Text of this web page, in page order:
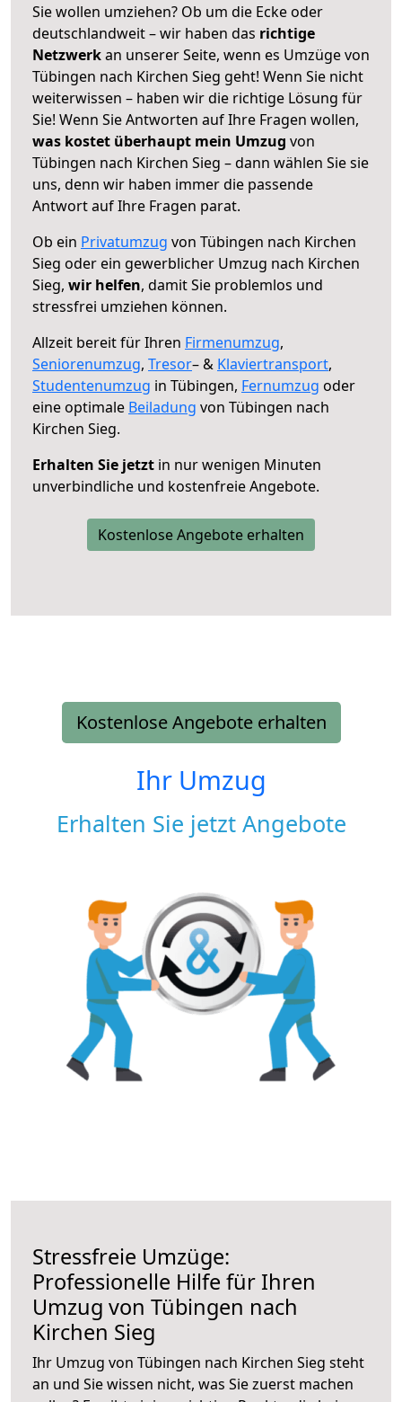
Sie wollen umziehen? Ob um die Ecke oder
deutschlandweit – wir haben das richtige
Netzwerkan unserer Seite, wenn es Umzüge von
Tübingen nach Kirchen Sieg geht! Wenn Sie nicht
weiterwissen – haben wir die richtige Lösung für
Sie! Wenn Sie Antworten auf Ihre Fragen wollen,
was kostet überhaupt mein Umzug von
Tübingen nach Kirchen Sieg – dann wählen Sie sie
uns, denn wir haben immer die passende
Antwort auf Ihre Fragen parat.
Ob ein Privatumzug von Tübingen nach Kirchen
Sieg oder ein gewerblicher Umzug nach Kirchen
Sieg, wir helfen, damit Sie problemlos und
stressfrei umziehen können.
Allzeit bereit für Ihren Firmenumzug,
Seniorenumzug, Tresor– & Klaviertransport,
Studentenumzug in Tübingen, Fernumzug oder
eine optimale Beiladung von Tübingen nach
Kirchen Sieg.
Erhalten Sie jetzt in nur wenigen Minuten
unverbindliche und kostenfreie Angebote.
Kostenlose Angebote erhalten
Kostenlose Angebote erhalten
Ihr Umzug
Erhalten Sie jetzt Angebote
Stressfreie Umzüge:
Professionelle Hilfe für Ihren
Umzug von Tübingen nach
Kirchen Sieg
Ihr Umzug von Tübingen nach Kirchen Sieg steht
an und Sie wissen nicht, was Sie zuerst machen